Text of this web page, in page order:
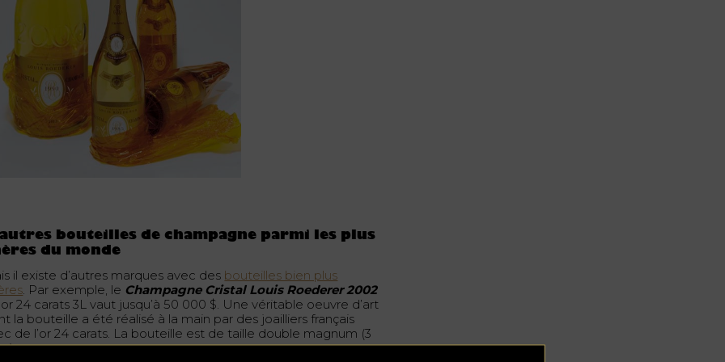
bouteilles de champagne parmi les plus
du monde
il existe d’autres marques avec des bouteilles bien plus
. Par exemple, le Champagne Cristal Louis Roederer 2002
24 carats 3L vaut jusqu’à 50 000 $. Une véritable oeuvre d’art
la bouteille a été réalisé à la main par des joailliers français
de l’or 24 carats. La bouteille est de taille double magnum (3